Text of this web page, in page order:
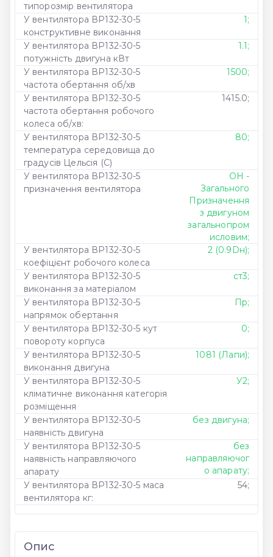
типорозмір вентилятора
У вентилятора ВР132-30-5
конструктивне виконання
1;
У вентилятора ВР132-30-5
потужність двигуна кВт
1.1;
У вентилятора ВР132-30-5
частота обертання об/хв
1500;
У вентилятора ВР132-30-5
частота обертання робочого
колеса об/хв:
1415.0;
У вентилятора ВР132-30-5
температура середовища до
градусів Цельсія (С)
80;
У вентилятора ВР132-30-5
призначення вентилятора
ОН -
Загального
Призначення
з двигуном
загальнопром
исловим;
У вентилятора ВР132-30-5
коефіцієнт робочого колеса
2 (0.9Dн);
У вентилятора ВР132-30-5
виконання за матеріалом
ст3;
У вентилятора ВР132-30-5
напрямок обертання
Пр;
У вентилятора ВР132-30-5 кут
повороту корпуса
0;
У вентилятора ВР132-30-5
виконання двигуна
1081 (Лапи);
У вентилятора ВР132-30-5
кліматичне виконання категорія
розміщення
У2;
У вентилятора ВР132-30-5
наявність двигуна
без двигуна;
У вентилятора ВР132-30-5
наявність направляючого
апарату
без
направляючог
о апарату;
У вентилятора ВР132-30-5 маса
вентилятора кг:
54;
Опис